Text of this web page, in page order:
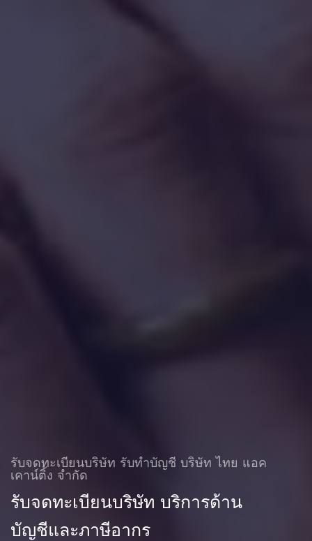
รับจดทะเบียนบริษัท รับทําบัญชี บริษัท ไทย แอค
เคาน์ติ้ง จำกัด
รับจดทะเบียนบริษัท บริการด้าน
บัญชีและภาษีอากร